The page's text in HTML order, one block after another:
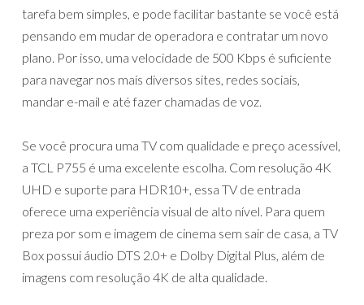
tarefa bem simples, e pode facilitar bastante se você está
pensando em mudar de operadora e contratar um novo
plano. Por isso, uma velocidade de 500 Kbps é suficiente
para navegar nos mais diversos sites, redes sociais,
mandar e-mail e até fazer chamadas de voz.
Se você procura uma TV com qualidade e preço acessível,
a TCL P755 é uma excelente escolha. Com resolução 4K
UHD e suporte para HDR10+, essa TV de entrada
oferece uma experiência visual de alto nível. Para quem
preza por som e imagem de cinema sem sair de casa, a TV
Box possui áudio DTS 2.0+ e Dolby Digital Plus, além de
imagens com resolução 4K de alta qualidade.